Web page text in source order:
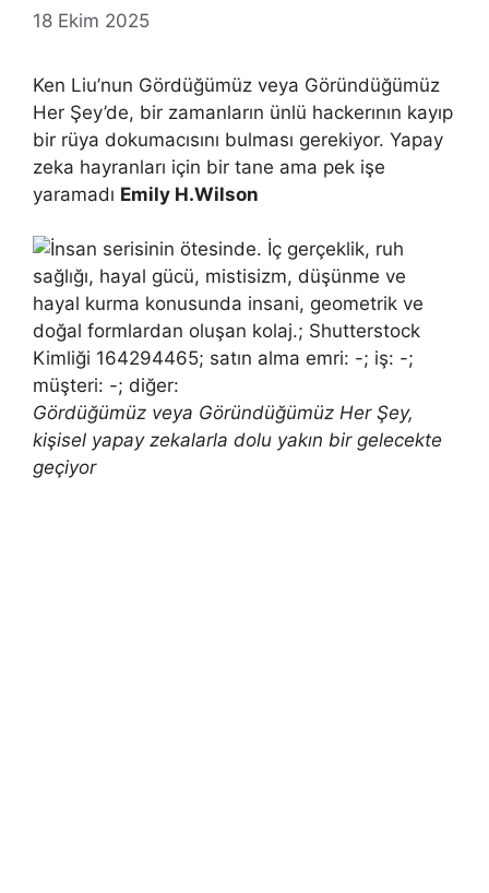
18 Ekim 2025
Ken Liu’nun Gördüğümüz veya Göründüğümüz
Her Şey’de, bir zamanların ünlü hackerının kayıp
bir rüya dokumacısını bulması gerekiyor. Yapay
zeka hayranları için bir tane ama pek işe
yaramadı Emily H.Wilson
Gördüğümüz veya Göründüğümüz Her Şey,
kişisel yapay zekalarla dolu yakın bir gelecekte
geçiyor